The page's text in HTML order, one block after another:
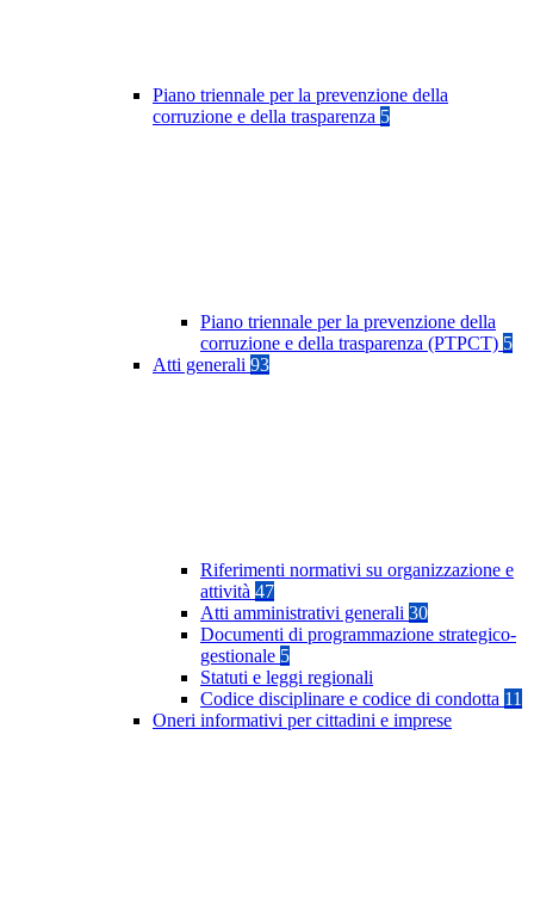
Piano triennale per la prevenzione della
corruzione e della trasparenza 5
Piano triennale per la prevenzione della
corruzione e della trasparenza (PTPCT) 5
Atti generali 93
Riferimenti normativi su organizzazione e
attività 47
Atti amministrativi generali 30
Documenti di programmazione strategico-
gestionale 5
Statuti e leggi regionali
Codice disciplinare e codice di condotta 11
Oneri informativi per cittadini e imprese